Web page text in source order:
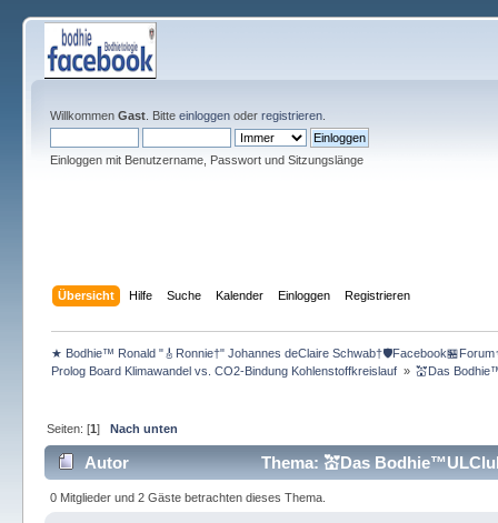
Willkommen Gast. Bitte einloggenoder registrieren.
Einloggen mit Benutzername, Passwort und Sitzungslänge
Übersicht Hilfe Suche Kalender Einloggen Registrieren
★ Bodhie™ Ronald "🎸Ronnie†" Johannes deClaire
Prolog Board Klimawandel vs. CO2-Bindung Kohlenstoffkreislauf » 💒Das
Seiten: [1] Nach unten
Autor
Thema: 💒Das
(Gelesen 334 mal)
0 Mitglieder und 2 Gäste betrachten dieses Thema.